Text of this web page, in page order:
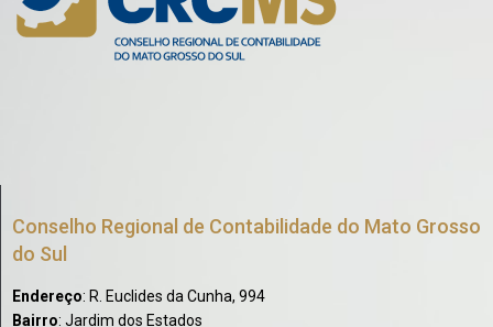
Conselho Regional de Contabilidade do Mato Grosso
do Sul
Endereço: R. Euclides da Cunha, 994
Bairro: Jardim dos Estados